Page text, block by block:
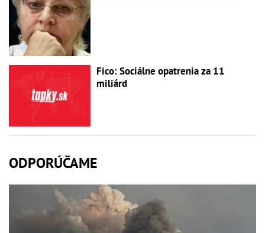
Fico: Sociálne opatrenia za 11
miliárd
ODPORÚČAME